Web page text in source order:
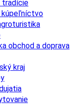
tradície
kúpeľníctvo
obchod a doprava
kraj